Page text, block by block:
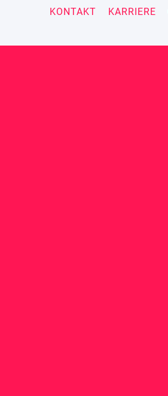
KONTAKT KARRIERE